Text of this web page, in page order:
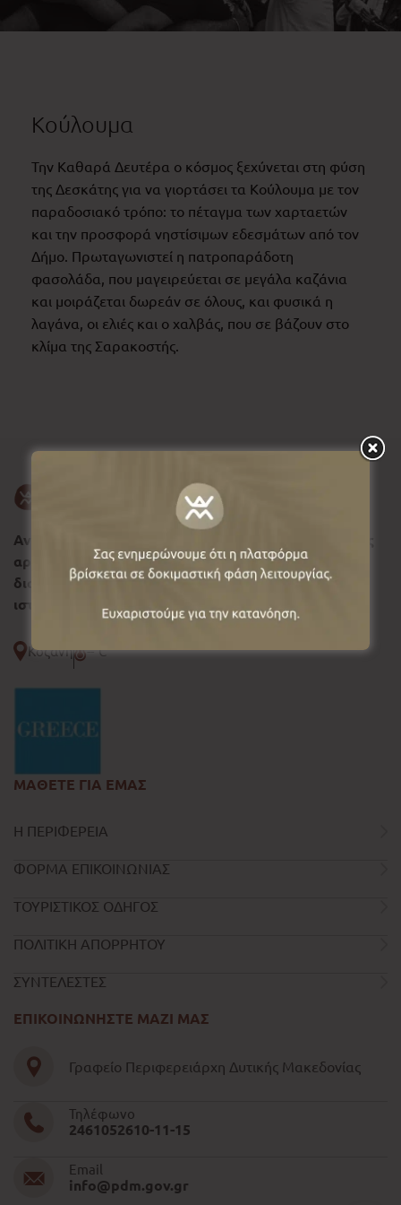
Κούλουμα
Την Καθαρά Δευτέρα ο κόσμος ξεχύνεται στη φύση
της Δεσκάτης για να γιορτάσει τα Κούλουμα με τον
παραδοσιακό τρόπο: το πέταγμα των χαρταετών
και την προσφορά νηστίσιμων εδεσμάτων από τον
Δήμο. Πρωταγωνιστεί η πατροπαράδοτη
φασολάδα, που μαγειρεύεται σε μεγάλα καζάνια
και μοιράζεται δωρεάν σε όλους, και φυσικά η
λαγάνα, οι ελιές και ο χαλβάς, που σε βάζουν στο
κλίμα της Σαρακοστής.
Ανακαλύψτε τη Δυτική Μακεδονία, σύμβολο φυσικής
αρμονίας και ιστορικής συνέχειας, όπου κάθε
διαδρομή αφηγείται μια διαχρονική πολιτιστική
ιστορία.
Κοζάνη --°C
ΜΑΘΕΤΕ ΓΙΑ ΕΜΑΣ
Η ΠΕΡΙΦΕΡΕΙΑ
ΦΟΡΜΑ ΕΠΙΚΟΙΝΩΝΙΑΣ
ΤΟΥΡΙΣΤΙΚΟΣ ΟΔΗΓΟΣ
ΠΟΛΙΤΙΚΗ ΑΠΟΡΡΗΤΟΥ
ΣΥΝΤΕΛΕΣΤΕΣ
ΕΠΙΚΟΙΝΩΝΗΣΤΕ ΜΑΖΙ ΜΑΣ
Γραφείο Περιφερειάρχη Δυτικής Μακεδονίας
Τηλέφωνο
2461052610-11-15
Email
info@pdm.gov.gr